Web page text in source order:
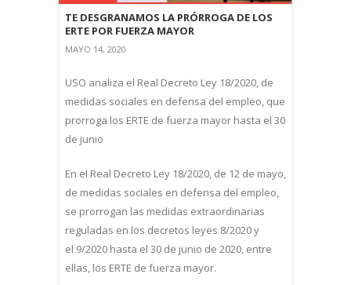
TE DESGRANAMOS LA PRÓRROGA DE LOS
ERTE POR FUERZA MAYOR
MAYO 14, 2020
USO analiza el Real Decreto Ley 18/2020, de
medidas sociales en defensa del empleo, que
prorroga los ERTE de fuerza mayor hasta el 30
de junio
En el Real Decreto Ley 18/2020, de 12 de mayo,
de medidas sociales en defensa del empleo,
se prorrogan las medidas extraordinarias
reguladas en los decretos leyes 8/2020 y
el 9/2020 hasta el 30 de junio de 2020, entre
ellas, los ERTE de fuerza mayor.